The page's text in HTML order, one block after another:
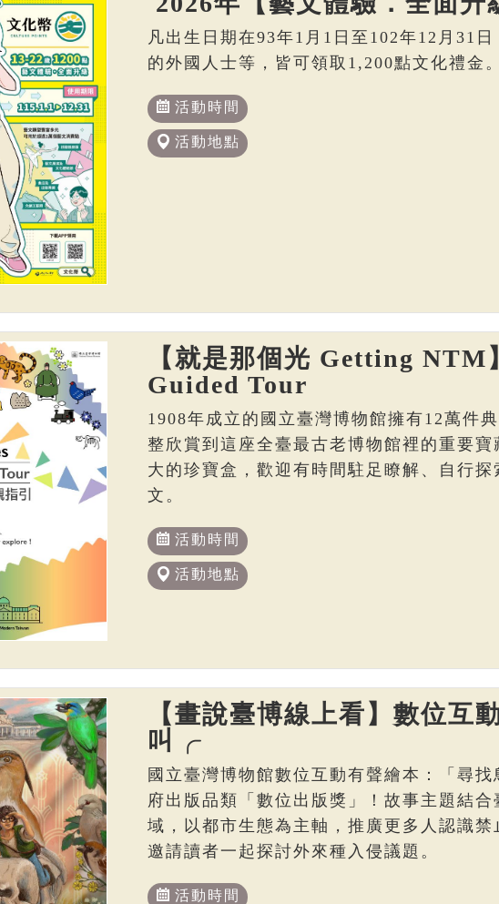
凡出生日期在93年1月1日至102年12月31
的外國人士等，皆可領取1,200點文化禮金。
活動時間
活動地點
【就是那個光 Getting
Guided Tour
1908年成立的國立臺灣博物館擁有12萬件
整欣賞到這座全臺最古老博物館裡的重要
大的珍寶盒，歡迎有時間駐足瞭解、自行
文。
活動時間
活動地點
【畫說臺博線上看】數位
叫╭
國立臺灣博物館數位互動有聲繪本：「尋
府出版品類「數位出版獎」！故事主題結
域，以都市生態為主軸，推廣更多人認識禁
邀請讀者一起探討外來種入侵議題。
活動時間